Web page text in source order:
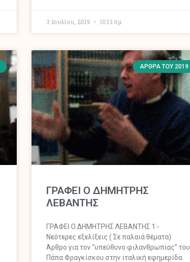
3 Ιουλίου, 2019 10:13 πμ
ΆΡΘΡΑ ΤΟΥ 2019
ΓΡΑΦΕΙ Ο ΔΗΜΗΤΡΗΣ
ΛΕΒΑΝΤΗΣ
ΓΡΑΦΕΙ Ο ΔΗΜΗΤΡΗΣ ΛΕΒΑΝΤΗΣ 1.-
Νεότερες εξελίξεις ( Σε παλαιά θέματα)
Άρθρο για τον “υπεύθυνο φιλανθρωπίας” του
Πάπα Φραγκίσκου στην ιταλική εφημερίδα